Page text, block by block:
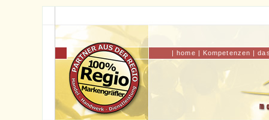
|home | Kompetenzen |